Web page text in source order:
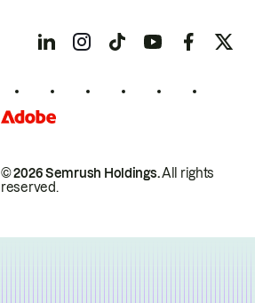
© 2026 Semrush Holdings.All rights
reserved.